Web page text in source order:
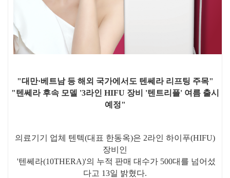
"대만·베트남 등 해외 국가에서도 텐쎄라 리프팅 주목"
"텐쎄라 후속 모델 '3라인 HIFU 장비 '텐트리플' 여름 출시
예정"
의료기기 업체 텐텍(대표 한동옥)은 2라인 하이푸(HIFU)
장비인
'텐쎄라(10THERA)'의 누적 판매 대수가 500대를 넘어섰
다고 13일 밝혔다.